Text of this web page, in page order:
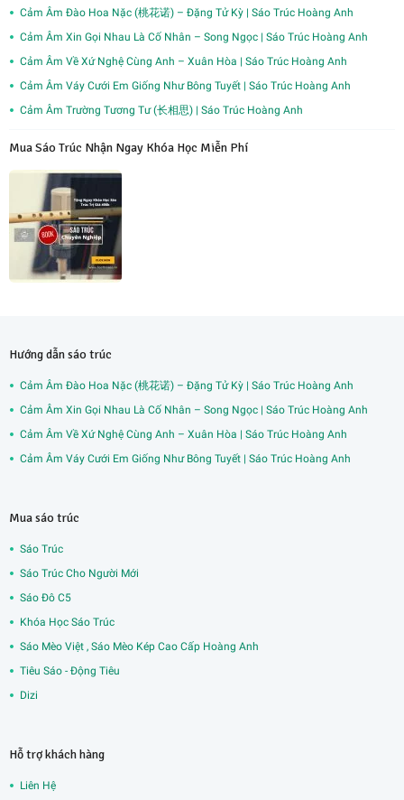
Cảm Âm Đào Hoa Nặc (桃花诺) – Đặng Tử Kỳ | Sáo Trúc Hoàng Anh
Cảm Âm Xin Gọi Nhau Là Cố Nhân – Song Ngọc | Sáo Trúc Hoàng Anh
Cảm Âm Về Xứ Nghệ Cùng Anh – Xuân Hòa | Sáo Trúc Hoàng Anh
Cảm Âm Váy Cưới Em Giống Như Bông Tuyết | Sáo Trúc Hoàng Anh
Cảm Âm Trường Tương Tư (长相思) | Sáo Trúc Hoàng Anh
Mua Sáo Trúc Nhận Ngay Khóa Học Miễn Phí
Hướng dẫn sáo trúc
Cảm Âm Đào Hoa Nặc (桃花诺) – Đặng Tử Kỳ | Sáo Trúc Hoàng Anh
Cảm Âm Xin Gọi Nhau Là Cố Nhân – Song Ngọc | Sáo Trúc Hoàng Anh
Cảm Âm Về Xứ Nghệ Cùng Anh – Xuân Hòa | Sáo Trúc Hoàng Anh
Cảm Âm Váy Cưới Em Giống Như Bông Tuyết | Sáo Trúc Hoàng Anh
Mua sáo trúc
Sáo Trúc
Sáo Trúc Cho Người Mới
Sáo Đô C5
Khóa Học Sáo Trúc
Sáo Mèo Việt , Sáo Mèo Kép Cao Cấp Hoàng Anh
Tiêu Sáo - Động Tiêu
Dizi
Hỗ trợ khách hàng
Liên Hệ